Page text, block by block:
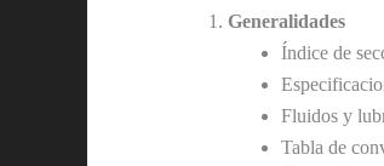
Generalidades
Índice de
Fluidos y
Tabla de